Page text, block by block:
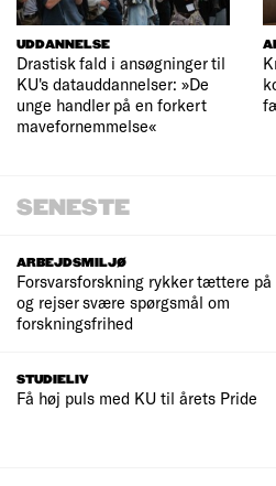
UDDANNELSE
Drastisk fald i ansøgninger til
KU's datauddannelser: »De
unge handler på en forkert
mavefornemmelse«
SENESTE
ARBEJDSMILJØ
Forsvarsforskning rykker tættere på
og rejser svære spørgsmål om
forskningsfrihed
STUDIELIV
Få høj puls med KU til årets Pride